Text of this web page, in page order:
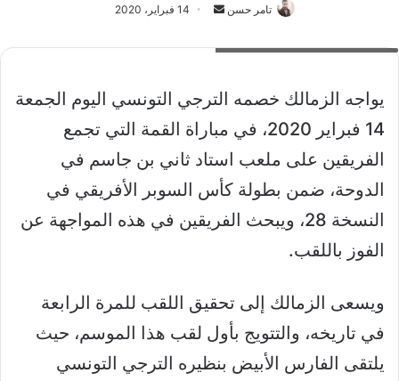
تامر حسن
أرسل
إلكترونيا
14 فبراير، 2020
يواجه الزمالك خصمه الترجي التونسي اليوم الجمعة
14 فبراير 2020، في مباراة القمة التي تجمع
الفريقين على ملعب استاد ثاني بن جاسم في
الدوحة، ضمن بطولة كأس السوبر الأفريقي في
النسخة 28، ويبحث الفريقين في هذه المواجهة عن
الفوز باللقب.
ويسعى الزمالك إلى تحقيق اللقب للمرة الرابعة
في تاريخه، والتتويج بأول لقب هذا الموسم، حيث
يلتقى الفارس الأبيض بنظيره الترجي التونسي